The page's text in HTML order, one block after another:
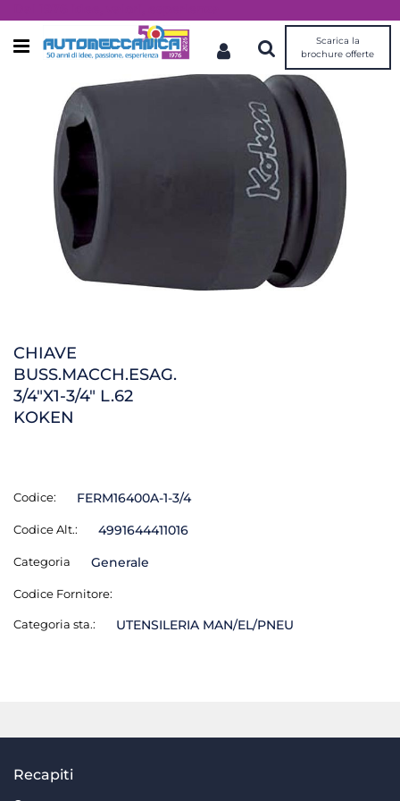
Open menu
Scarica la
brochure offerte
CHIAVE
BUSS.MACCH.ESAG.
3/4"X1-3/4" L.62
KOKEN
Codice: FERM16400A-1-3/4
Codice Alt.: 4991644411016
Categoria Generale
Codice Fornitore:
Categoria sta.: UTENSILERIA MAN/EL/PNEU
Recapiti